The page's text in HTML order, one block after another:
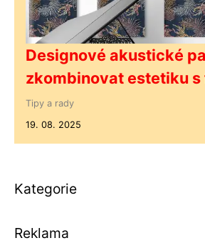
Designové akustické
zkombinovat estetiku
Tipy a rady
19. 08. 2025
Kategorie
Reklama